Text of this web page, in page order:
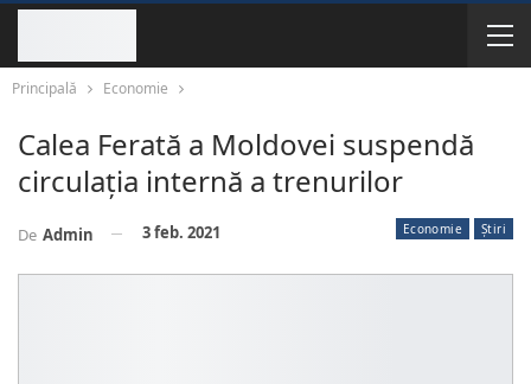
Principală Economie
Calea Ferată a Moldovei suspendă
circulația internă a trenurilor
Economie Știri
De Admin 3 feb. 2021